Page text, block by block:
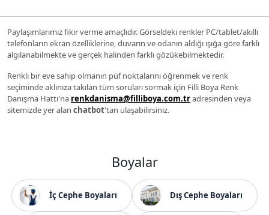
Paylaşımlarımız fikir verme amaçlıdır. Görseldeki renkler PC/tablet/akıllı
telefonların ekran özelliklerine, duvarın ve odanın aldığı ışığa göre farklı
algılanabilmekte ve gerçek halinden farklı gözükebilmektedir.
Renkli bir eve sahip olmanın püf noktalarını öğrenmek ve renk
seçiminde aklınıza takılan tüm soruları sormak için Filli Boya Renk
Danışma Hattı'na renkdanisma@filliboya.com.tradresinden veya
sitemizde yer alan chatbot'tan ulaşabilirsiniz.
Boyalar
İç Cephe Boyaları Dış Cephe Boyaları